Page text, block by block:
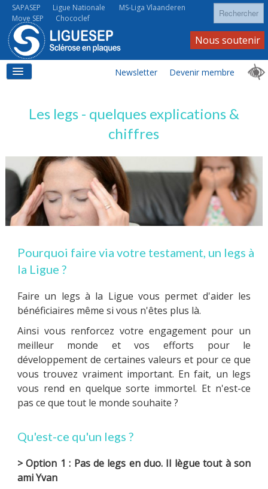
Ligue Nationale MS-Liga Vlaanderen
SAPASEP
Move SEP
Chococlef
Rechercher
LA SEP
LA SEP AU QUOTIDIEN
À VOS CÔTÉS
LA LIGUE
CONTACTS
Newsletter
Nous soutenir
Devenir membre
Les legs - quelques explications &
chiffres
Pourquoi faire via votre testament, un legs à
la Ligue ?
Faire un legs à la Ligue vous permet d'aider les
bénéficiaires même si vous n'êtes plus là.
Ainsi vous renforcez votre engagement pour un
meilleur monde et vos efforts pour le
développement de certaines valeurs et pour ce que
vous trouvez vraiment important. En fait, un legs
vous rend en quelque sorte immortel. Et n'est-ce
pas ce que tout le monde souhaite ?
Qu'est-ce qu'un legs ?
> Option 1 : Pas de legs en duo. Il lègue tout à son
ami Yvan